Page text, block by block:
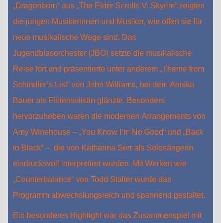
„Dragonborn“ aus „The Elder Scrolls V: Skyrim“ zeigten
die jungen Musikerinnen und Musiker, wie offen sie für
neue musikalische Wege sind. Das
Jugendblasorchester (JBO) setzte die musikalische
Reise fort und präsentierte unter anderem „Theme from
Schindler’s List“ von John Williams, bei dem Annika
Bauer als Flötensolistin glänzte. Besonders
hervorzuheben waren die modernen Arrangements von
Amy Winehouse – „You Know I’m No Good“ und „Back
to Black“ –, die von Katharina Serr als Solosängerin
eindrucksvoll interpretiert wurden. Mit Werken wie
„Counterbalance“ von Todd Stalter wurde das
Programm abwechslungsreich und spannend gestaltet.
Ein besonderes Highlight war das Zusammenspiel mit